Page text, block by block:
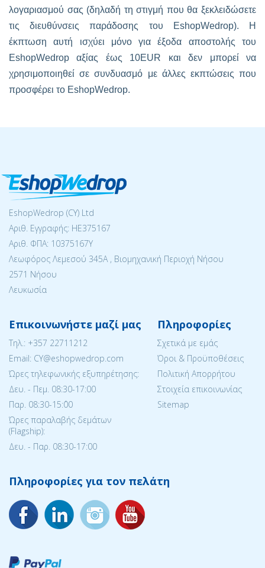
λογαριασμού σας (δηλαδή τη στιγμή που θα ξεκλειδώσετε
τις διευθύνσεις παράδοσης του EshopWedrop). Η
έκπτωση αυτή ισχύει μόνο για έξοδα αποστολής του
EshopWedrop αξίας έως 10EUR και δεν μπορεί να
χρησιμοποιηθεί σε συνδυασμό με άλλες εκπτώσεις που
προσφέρει το EshopWedrop.
EshopWedrop (CY) Ltd
Αριθ. Εγγραφής: ΗΕ375167
Αριθ. ΦΠΑ: 10375167Y
Λεωφόρος Λεμεσού 345Α , Βιομηχανική Περιοχή Νήσου
2571 Νήσου
Λευκωσία
Επικοινωνήστε μαζί μας
Tηλ.: +357 22711212
Email: CY@eshopwedrop.com
Ώρες τηλεφωνικής εξυπηρέτησης:
Δευ. - Πεμ. 08:30-17:00
Παρ. 08:30-15:΄00
Ώρες παραλαβής δεμάτων
(Flagship):
Δευ. - Παρ. 08:30-17:00
Πληροφορίες
Σχετικά με εμάς
Όροι & Προϋποθέσεις
Πολιτική Απορρήτου
Στοιχεία επικοινωνίας
Sitemap
Πληροφορίες για τον πελάτη